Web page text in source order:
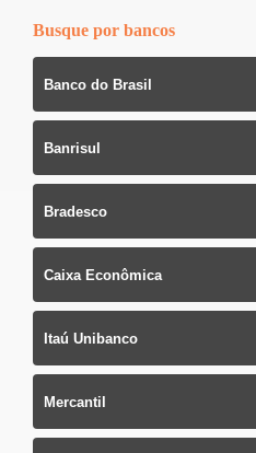
Busque por bancos
Banco do Brasil
Banrisul
Bradesco
Caixa Econômica
Itaú Unibanco
Mercantil